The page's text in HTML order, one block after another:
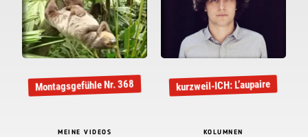
Montagsgefühle Nr. 368 kurzweil-ICH: L’aupaire
MEINE VIDEOS KOLUMNEN